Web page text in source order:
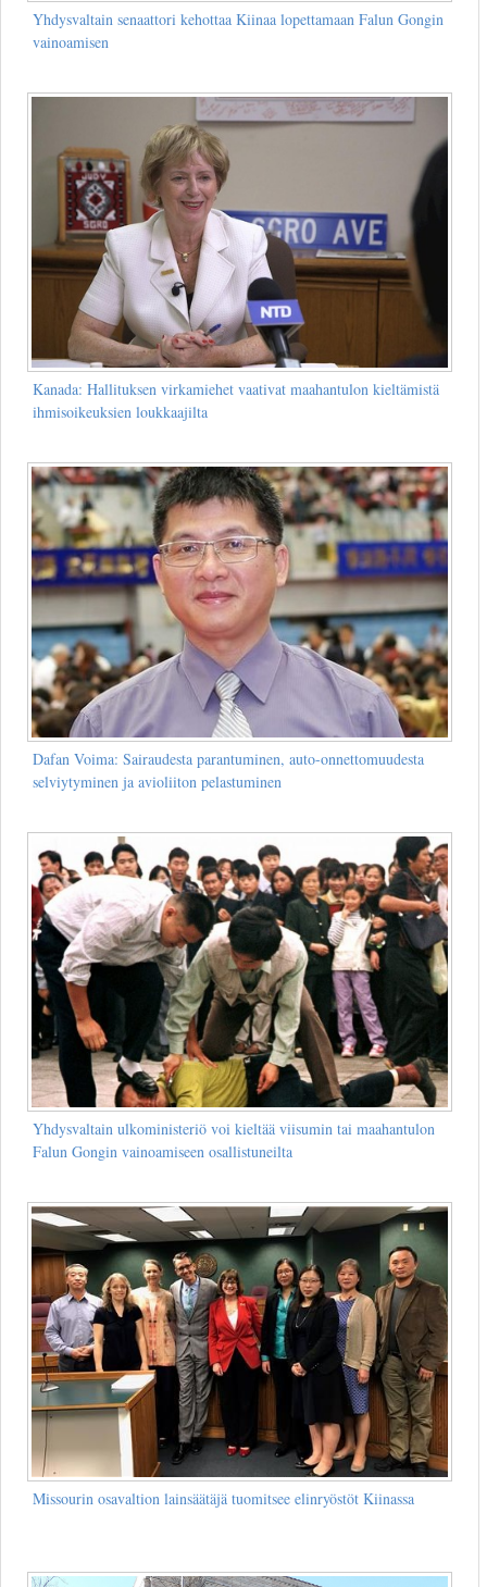
Yhdysvaltain senaattori kehottaa Kiinaa lopettamaan Falun Gongin
vainoamisen
Kanada: Hallituksen virkamiehet vaativat maahantulon kieltämistä
ihmisoikeuksien loukkaajilta
Dafan Voima: Sairaudesta parantuminen, auto-onnettomuudesta
selviytyminen ja avioliiton pelastuminen
Yhdysvaltain ulkoministeriö voi kieltää viisumin tai maahantulon
Falun Gongin vainoamiseen osallistuneilta
Missourin osavaltion lainsäätäjä tuomitsee elinryöstöt Kiinassa